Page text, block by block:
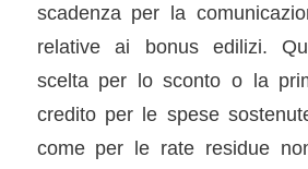
scadenza per la
relative ai bonus edilizi.
scelta per lo sconto o la
credito per le spese
come per le rate residue